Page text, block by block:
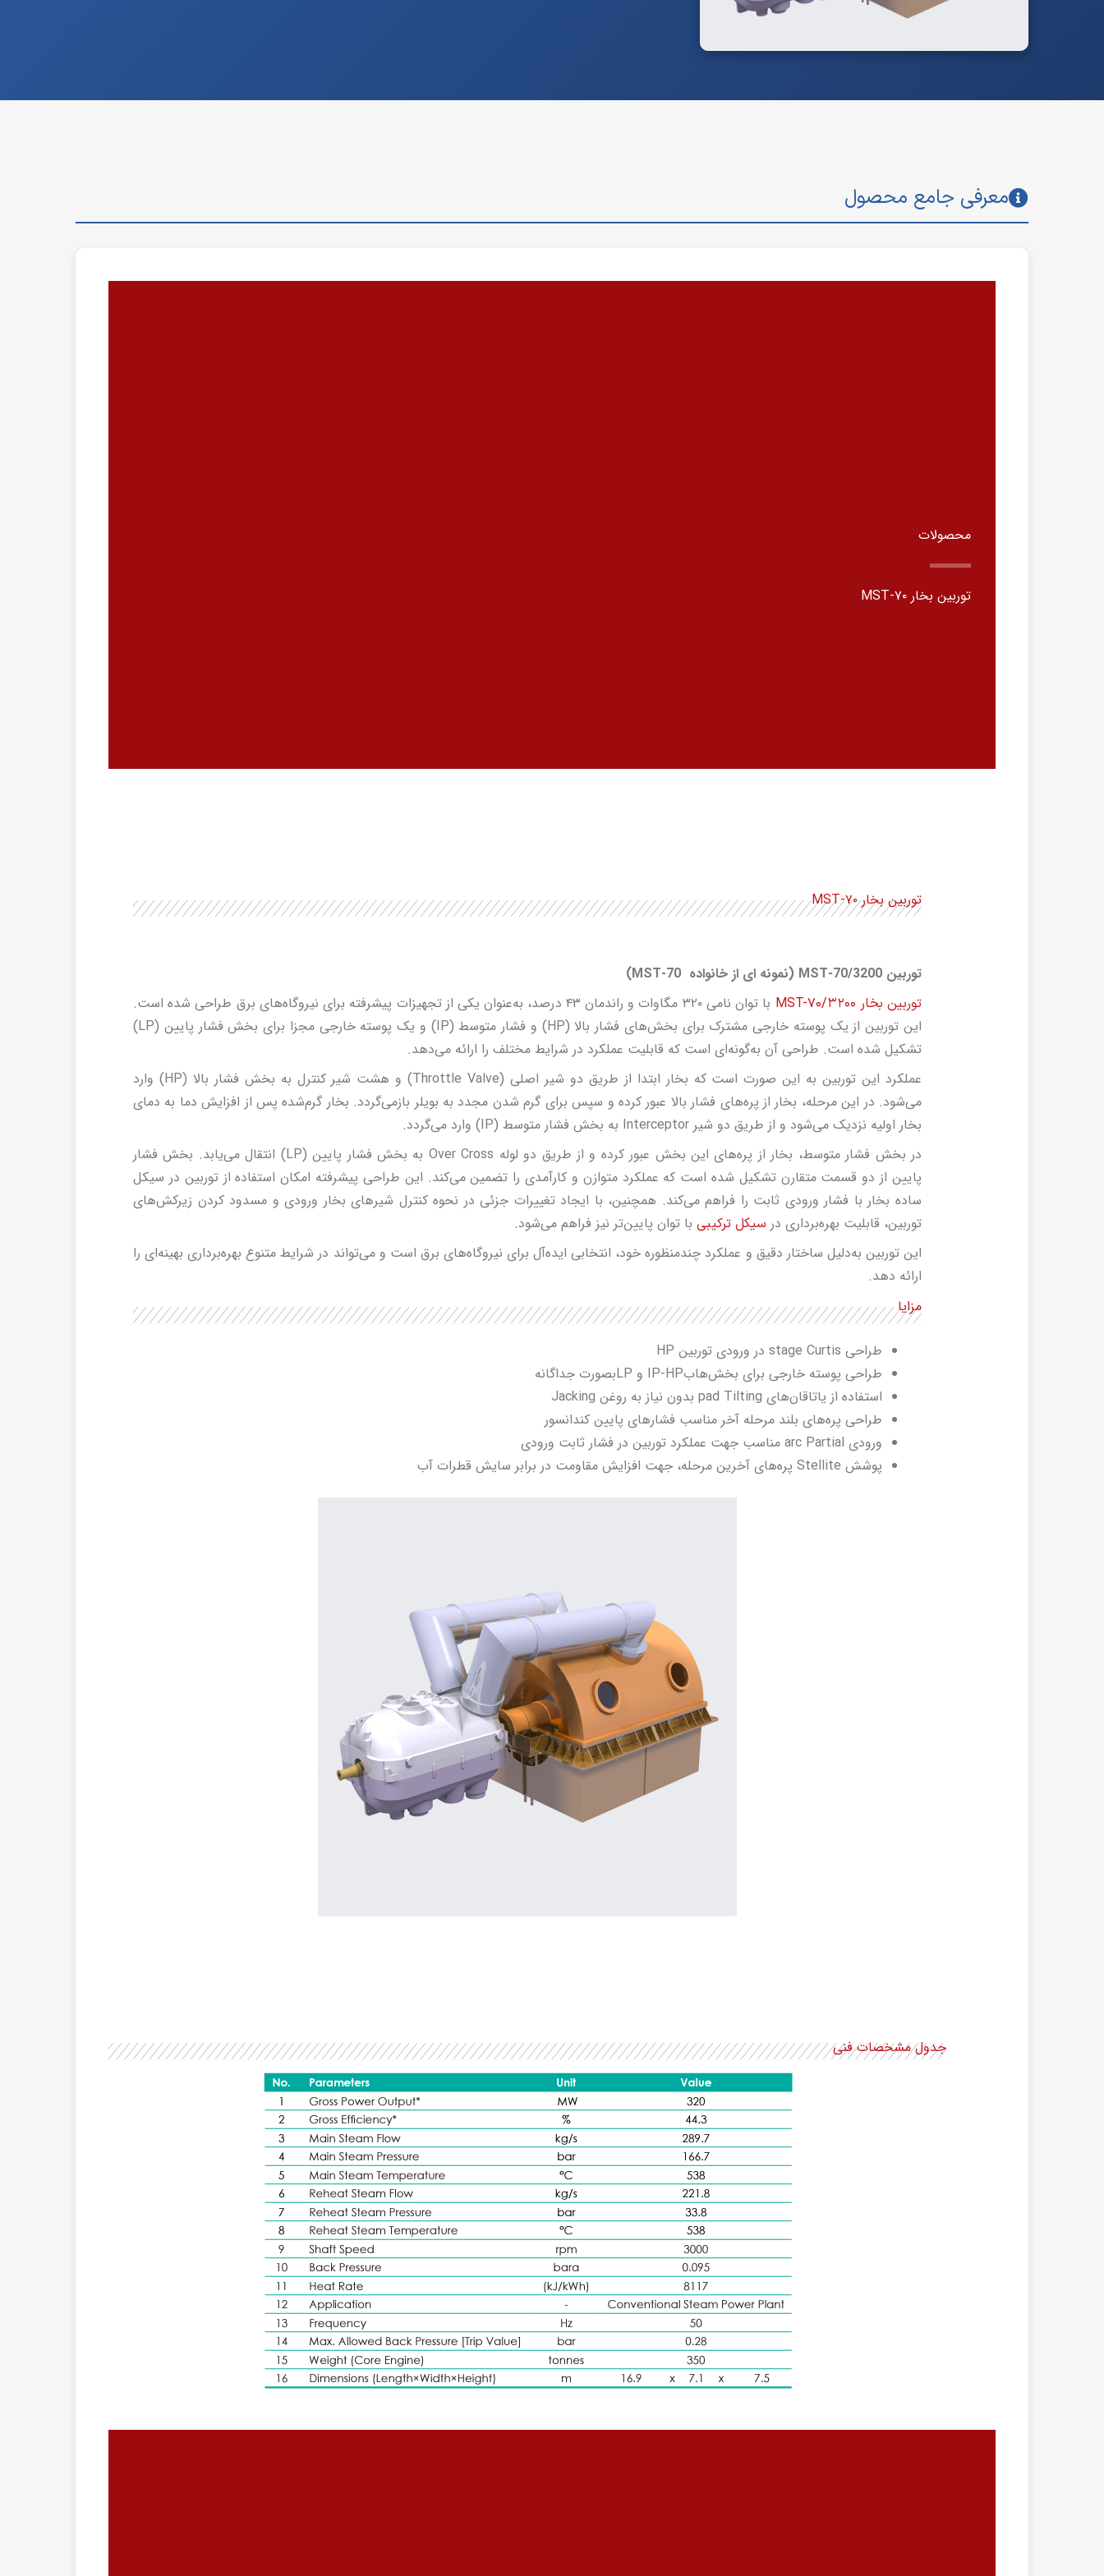
معرفی جامع محصول
محصولات
توربین بخار MST-۷۰
توربین بخار MST-۷۰
توربین MST-70/3200 (نمونه ای از خانواده MST-70
)
توربین بخار MST-۷۰/۳۲۰۰
با توان نامی ۳۲۰ مگاوات و راندمان ۴۳ درصد، به‌عنوان یکی از تجهیزات پیشرفته برای نیروگاه‌های برق طراحی شده است.
این توربین از یک پوسته خارجی مشترک برای بخش‌های فشار بالا (HP) و فشار متوسط (IP) و یک پوسته خارجی مجزا برای بخش فشار پایین (LP)
تشکیل شده است. طراحی آن به‌گونه‌ای است که قابلیت عملکرد در شرایط مختلف را ارائه می‌دهد.
عملکرد این توربین به این صورت است که بخار ابتدا از طریق دو شیر اصلی (Throttle Valve) و هشت شیر کنترل به بخش فشار بالا (HP) وارد
می‌شود. در این مرحله، بخار از پره‌های فشار بالا عبور کرده و سپس برای گرم شدن مجدد به بویلر بازمی‌گردد. بخار گرم‌شده پس از افزایش دما به دمای
بخار اولیه نزدیک می‌شود و از طریق دو شیر Interceptor به بخش فشار متوسط (IP) وارد می‌گردد.
در بخش فشار متوسط، بخار از پره‌های این بخش عبور کرده و از طریق دو لوله Over Cross به بخش فشار پایین (LP) انتقال می‌یابد. بخش فشار
پایین از دو قسمت متقارن تشکیل شده است که عملکرد متوازن و کارآمدی را تضمین می‌کند. این طراحی پیشرفته امکان استفاده از توربین در سیکل
ساده بخار با فشار ورودی ثابت را فراهم می‌کند. همچنین، با ایجاد تغییرات جزئی در نحوه کنترل شیرهای بخار ورودی و مسدود کردن زیرکش‌های
توربین، قابلیت بهره‌برداری در سیکل ترکیبی با توان پایین‌تر نیز فراهم می‌شود.
این توربین به‌دلیل ساختار دقیق و عملکرد چندمنظوره خود، انتخابی ایده‌آل برای نیروگاه‌های برق است و می‌تواند در شرایط متنوع بهره‌برداری بهینه‌ای را
ارائه دهد.
مزایا
طراحی stage Curtis در ورودی توربین HP
طراحی پوسته خارجی برای بخش‌هابIP-HP و LPبصورت جداگانه
استفاده از یاتاقان‌های pad Tilting بدون نیاز به روغن Jacking
طراحی پره‌های بلند مرحله آخر مناسب فشارهای پایین کندانسور
ورودی arc Partial مناسب جهت عملکرد توربین در فشار ثابت ورودی
پوشش Stellite پره‌های آخرین مرحله، جهت افزایش مقاومت در برابر سایش قطرات آب
جدول مشخصات فنی